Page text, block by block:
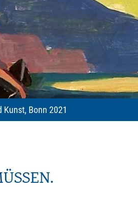
Kunst, Bonn 2021